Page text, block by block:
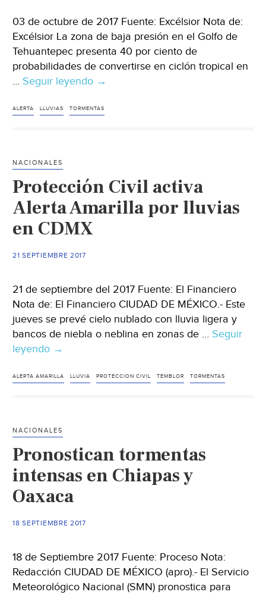
03 de octubre de 2017 Fuente: Excélsior Nota de:
Excélsior La zona de baja presión en el Golfo de
Tehuantepec presenta 40 por ciento de
probabilidades de convertirse en ciclón tropical en
… Seguir leyendo Fuertes
amenazan
→
ALERTA LLUVIAS TORMENTAS
NACIONALES
Protección Civil activa
Alerta Amarilla por lluvias
en CDMX
21 SEPTIEMBRE 2017
21 de septiembre del 2017 Fuente: El Financiero
Nota de: El Financiero CIUDAD DE MÉXICO.- Este
jueves se prevé cielo nublado con lluvia ligera y
bancos de niebla o neblina en zonas de … Seguir
leyendo Protección
activa
lluvias
en
→
ALERTA AMARILLA LLUVIA PROTECCION CIVIL TEMBLOR TORMENTAS
NACIONALES
Pronostican tormentas
intensas en Chiapas y
Oaxaca
18 SEPTIEMBRE 2017
18 de Septiembre 2017 Fuente: Proceso Nota:
Redacción CIUDAD DE MÉXICO (apro).- El Servicio
Meteorológico Nacional (SMN) pronostica para